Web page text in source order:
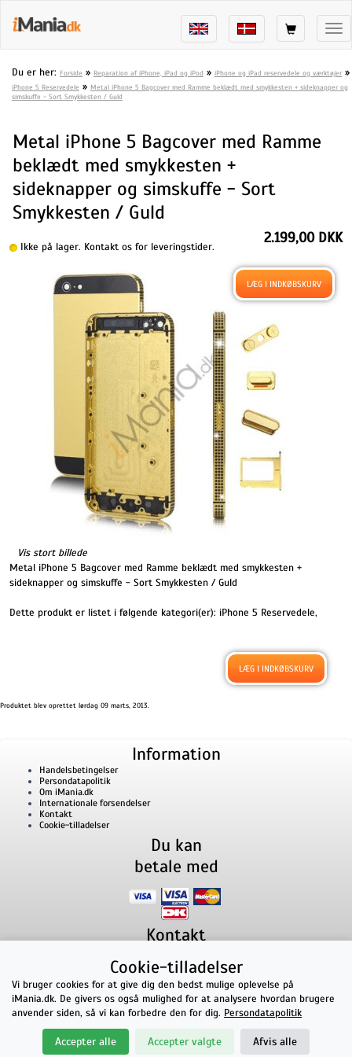
Du er her: Forside » Reparation af iPhone, iPad og iPod » iPhone og iPad reservedele og værktøjer »
iPhone 5 Reservedele » Metal iPhone 5 Bagcover med Ramme beklædt med smykkesten + sideknapper og
simskuffe - Sort Smykkesten / Guld
Metal iPhone 5 Bagcover med Ramme
beklædt med smykkesten +
sideknapper og simskuffe - Sort
Smykkesten / Guld
Ikke på lager. Kontakt os for leveringstider.
Vis stort billede
2.199,00 DKK
Metal iPhone 5 Bagcover med Ramme beklædt med smykkesten +
sideknapper og simskuffe - Sort Smykkesten / Guld
Dette produkt er listet i følgende kategori(er): iPhone 5 Reservedele,
Produktet blev oprettet lørdag 09 marts, 2013.
Information
Handelsbetingelser
Persondatapolitik
Om iMania.dk
Internationale forsendelser
Kontakt
Cookie-tilladelser
Du kan
betale med
Kontakt
Lillevorde Kær 29280 Storvorde
CVR nummer: 33182805 | E-mail: kontakt@imania.dk
Telefon:+45 23618990
Topkarakter hos kunderne!
på Facebook
Cookie-tilladelser
Vi bruger cookies for at give dig den bedst mulige oplevelse på
iMania.dk. De givers os også mulighed for at analysere hvordan brugere
anvender siden, så vi kan forbedre den for dig. Persondatapolitik
Accepter alle Accepter valgte Afvis alle